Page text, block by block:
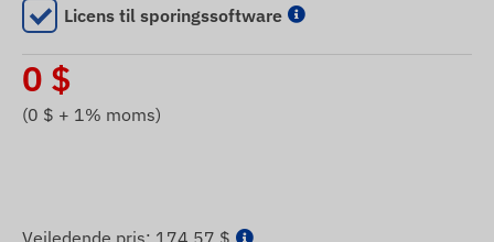
Licens til sporingssoftware
0 $
(0 $ + 1% moms)
Vejledende pris: 174,57 $